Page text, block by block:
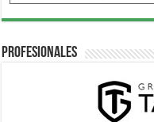
Profesionales